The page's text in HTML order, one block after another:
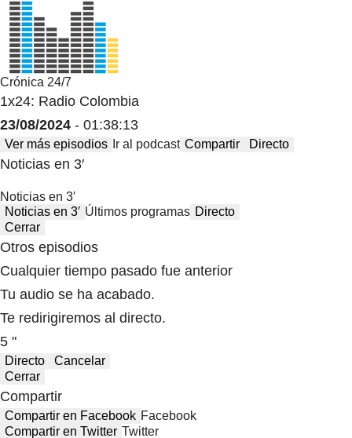
Crónica 24/7
1x24: Radio Colombia
23/08/2024 - 01:38:13
Ver más episodios Ir al podcast Compartir Directo
Noticias en 3′
Noticias en 3′
Noticias en 3′ Últimos programas Directo
Cerrar
Otros episodios
Cualquier tiempo pasado fue anterior
Tu audio se ha acabado.
Te redirigiremos al directo.
5 "
Directo
Cancelar
Cerrar
Compartir
Compartir en Facebook Facebook
Compartir en Twitter Twitter